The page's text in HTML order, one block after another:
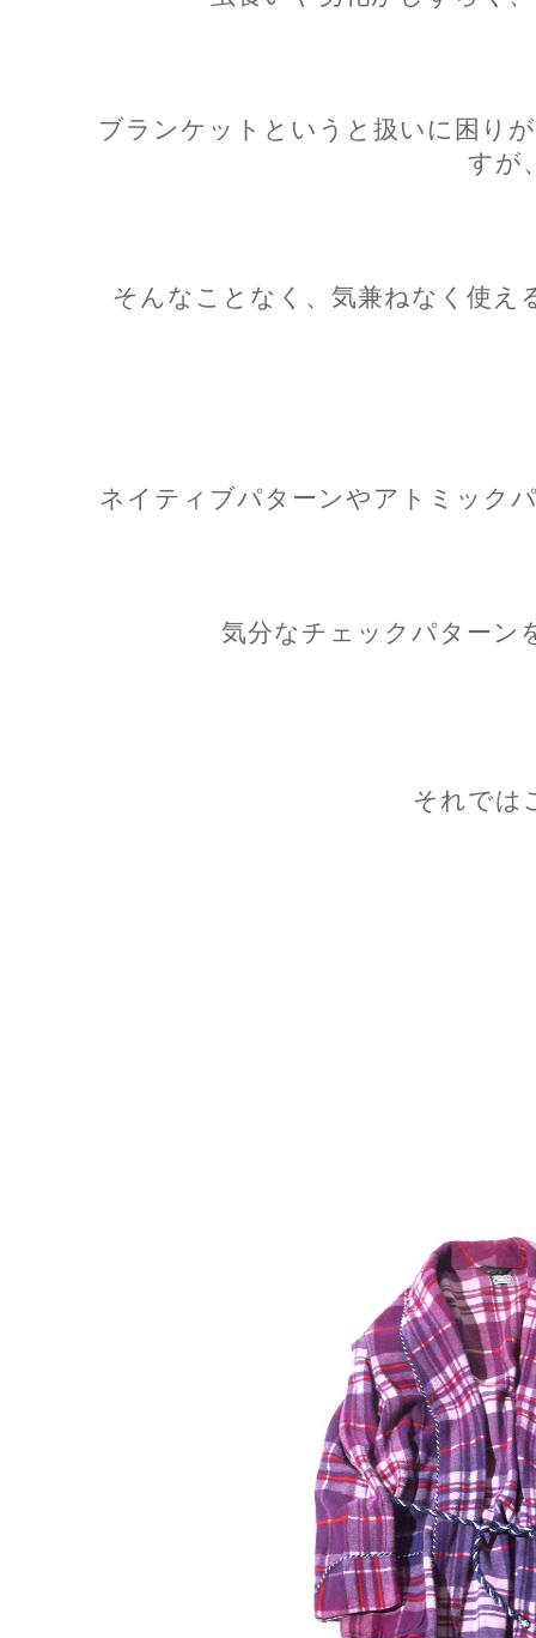
ブランケットというと扱いに困り
すが
そんなことなく、気兼ねなく使
ネイティブパターンやアトミック
気分なチェックパターン
それでは